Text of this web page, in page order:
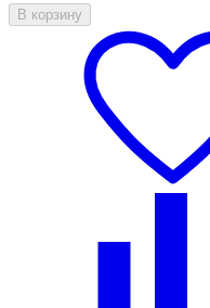
В корзину